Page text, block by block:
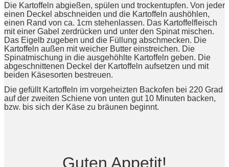
Die Kartoffeln abgießen, spülen und trockentupfen. Von jeder
einen Deckel abschneiden und die Kartoffeln aushöhlen,
einen Rand von ca. 1cm stehenlassen. Das Kartoffelfleisch
mit einer Gabel zerdrücken und unter den Spinat mischen.
Das Eigelb zugeben und die Füllung abschmecken. Die
Kartoffeln außen mit weicher Butter einstreichen. Die
Spinatmischung in die ausgehöhlte Kartoffeln geben. Die
abgeschnittenen Deckel der Kartoffeln aufsetzen und mit
beiden Käsesorten bestreuen.
Die gefüllt Kartoffeln im vorgeheizten Backofen bei 220 Grad
auf der zweiten Schiene von unten gut 10 Minuten backen,
bzw. bis sich der Käse zu bräunen beginnt.
Guten Appetit!